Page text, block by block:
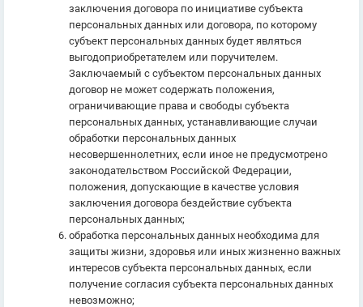
заключения договора по инициативе субъекта
персональных данных или договора, по которому
субъект персональных данных будет являться
выгодоприобретателем или поручителем.
Заключаемый с субъектом персональных данных
договор не может содержать положения,
ограничивающие права и свободы субъекта
персональных данных, устанавливающие случаи
обработки персональных данных
несовершеннолетних, если иное не предусмотрено
законодательством Российской Федерации,
положения, допускающие в качестве условия
заключения договора бездействие субъекта
персональных данных;
обработка персональных данных необходима для
защиты жизни, здоровья или иных жизненно важных
интересов субъекта персональных данных, если
получение согласия субъекта персональных данных
невозможно;